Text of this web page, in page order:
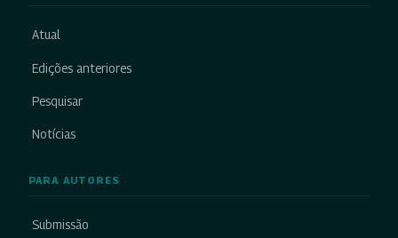
Atual
Edições anteriores
Pesquisar
Notícias
PARA AUTORES
Submissão